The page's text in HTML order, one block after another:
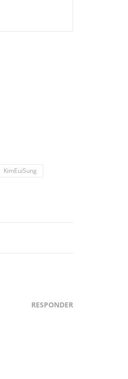
KimEuiSung
RESPONDER